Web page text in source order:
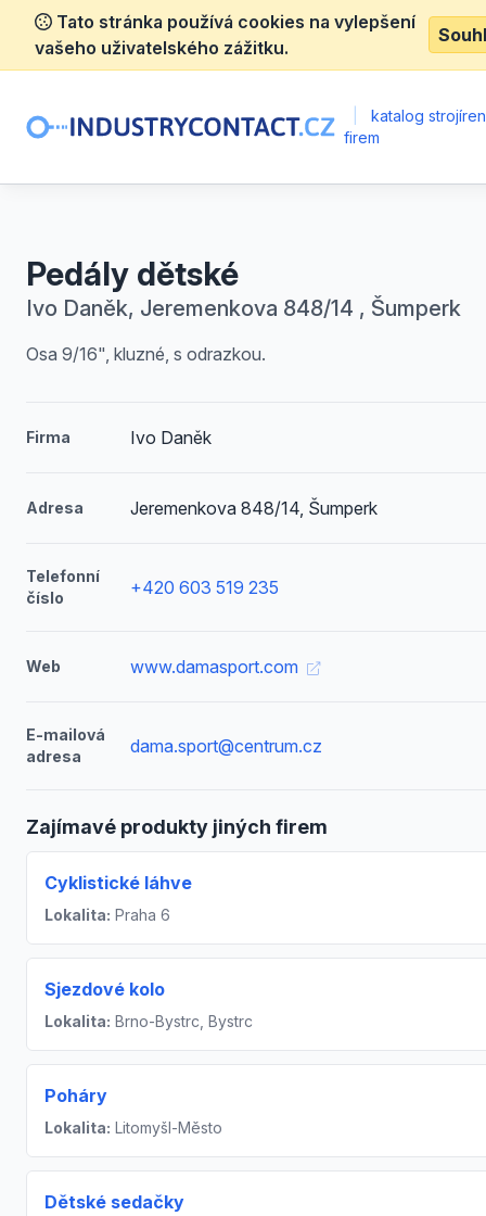
Tato stránka používá cookies na vylepšení
vašeho uživatelského zážitku.
katalog
firem
Pedály dětské
Ivo Daněk, Jeremenkova 848/14 , Šumperk
Osa 9/16", kluzné, s odrazkou.
Firma Ivo Daněk
Adresa Jeremenkova 848/14, Šumperk
Telefonní
číslo
+420 603 519 235
Web www.damasport.com
E-mailová
adresa
dama.sport@centrum.cz
Zajímavé produkty jiných firem
Cyklistické láhve
Lokalita: Praha 6
Sjezdové kolo
Lokalita: Brno-Bystrc, Bystrc
Poháry
Lokalita: Litomyšl-Město
Dětské sedačky